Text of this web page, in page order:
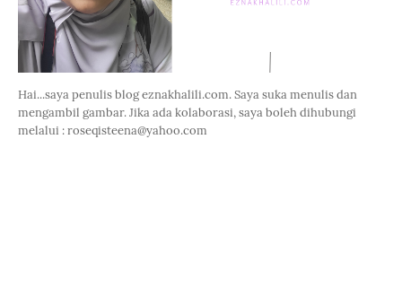
Hai...saya penulis blog eznakhalili.com. Saya suka menulis dan
mengambil gambar. Jika ada kolaborasi, saya boleh dihubungi
melalui : roseqisteena@yahoo.com